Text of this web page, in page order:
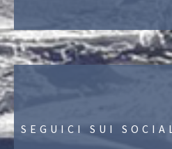
SEGUICI SUI